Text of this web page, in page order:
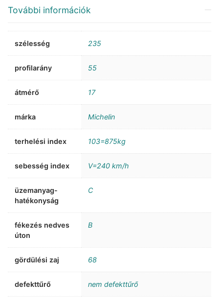
További információk
szélesség 235
profilarány 55
átmérő 17
márka Michelin
terhelési index 103=875kg
sebesség index V=240 km/h
üzemanyag-
hatékonyság
C
fékezés nedves
úton
B
gördülési zaj 68
defekttűrő nem defekttűrő